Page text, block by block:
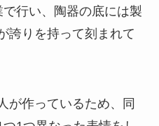
行い、陶器の底には製
誇りを持って刻まれて
が作っているため、同